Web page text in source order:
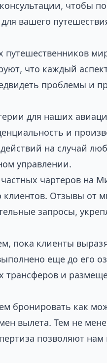
чтобы
вашего
путешественников
что каждый
проблемы и
для наших
и
на случай
управлении.
чартеров на
Отзывы от
запросы,
пока клиенты
еще до его
трансферов и
бронировать как
вылета. Тем не
позволяют